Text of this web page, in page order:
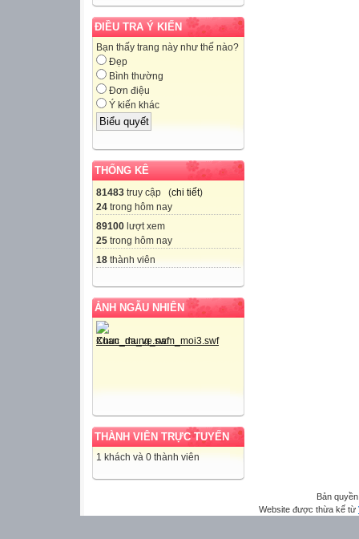
ĐIỀU TRA Ý KIẾN
Bạn thấy trang này như thế nào?
Đẹp
Bình thường
Đơn điệu
Ý kiến khác
THỐNG KÊ
81483 truy cập (chi tiết)
24 trong hôm nay
89100 lượt xem
25 trong hôm nay
18 thành viên
ẢNH NGẪU NHIÊN
THÀNH VIÊN TRỰC TUYẾN
1 khách và 0 thành viên
Bản
Website được thừa kế từ